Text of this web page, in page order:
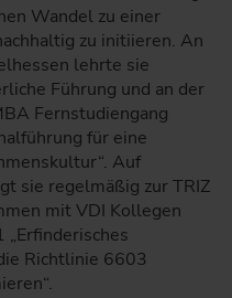
Wandel zu einer
zu initiieren. An
lehrte sie
Führung und an der
Fernstudiengang
für eine
Auf
sie regelmäßig zur TRIZ
mit VDI Kollegen
Richtlinie 6603